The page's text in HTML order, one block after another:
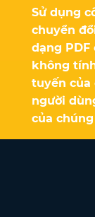
Sử dụng
chuyển
dạng PDF
không
tuyến của
người
của